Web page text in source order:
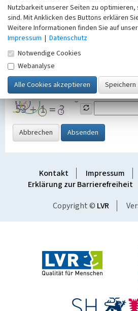
Hinweise zumDatenschutz
Nachricht
SicherheitsabfrageTragen Sie unten
Grafik ein
Abbrechen Absenden
Kontakt Impressum
Erklärung zur Barrierefreiheit
Copyright © LVR
Nutzbarkeit unserer Seiten zu
sind. Mit Anklicken des Buttons erklären
Weitere Informationen finden Sie auf
Impressum | Datenschutz
Notwendige Cookies
Webanalyse